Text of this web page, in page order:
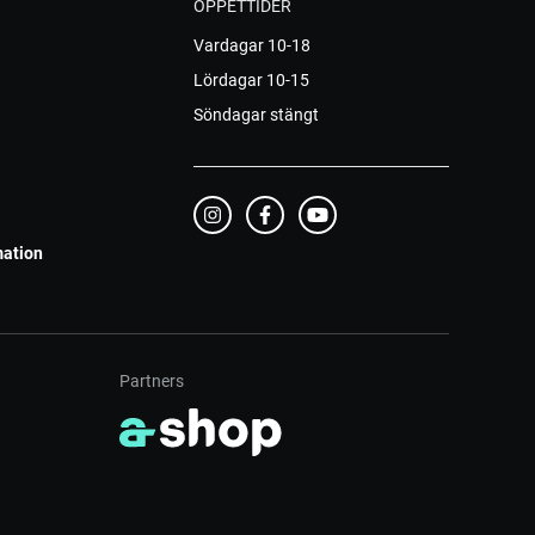
ÖPPETTIDER
Vardagar 10-18
Lördagar 10-15
Söndagar stängt
Partners